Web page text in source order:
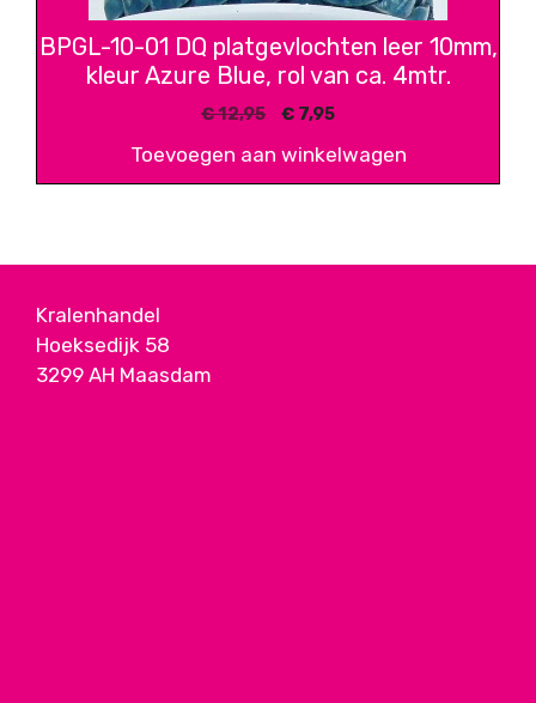
BPGL-10-01 DQ platgevlochten leer 10mm,
kleur Azure Blue, rol van ca. 4mtr.
€12,95
Oorspronkelijke
was:
€ 12,95.
€ 7,95Huidige
is:
€ 7,95.
Toevoegen aan winkelwagen
Kralenhandel
Hoeksedijk 58
3299 AH Maasdam